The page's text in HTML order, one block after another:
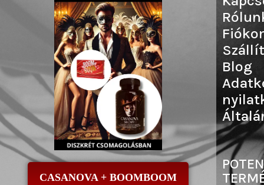
CASANOVA + BOOMBOOM
Blog